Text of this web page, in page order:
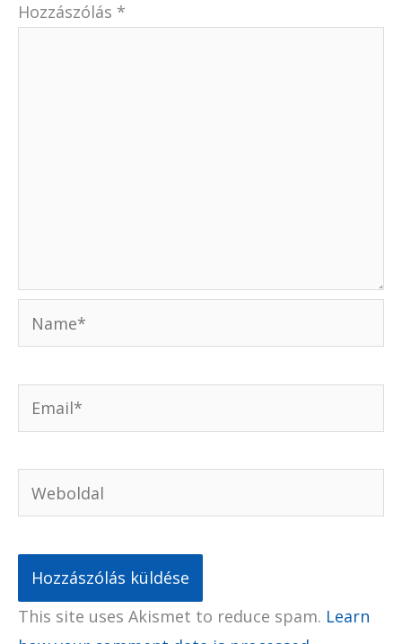
Hozzászólás *
Name*
Email*
Weboldal
This site uses Akismet to reduce spam. Learn